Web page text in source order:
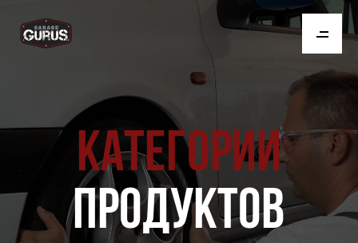
КАТЕГОРИИ
ПРОДУКТОВ